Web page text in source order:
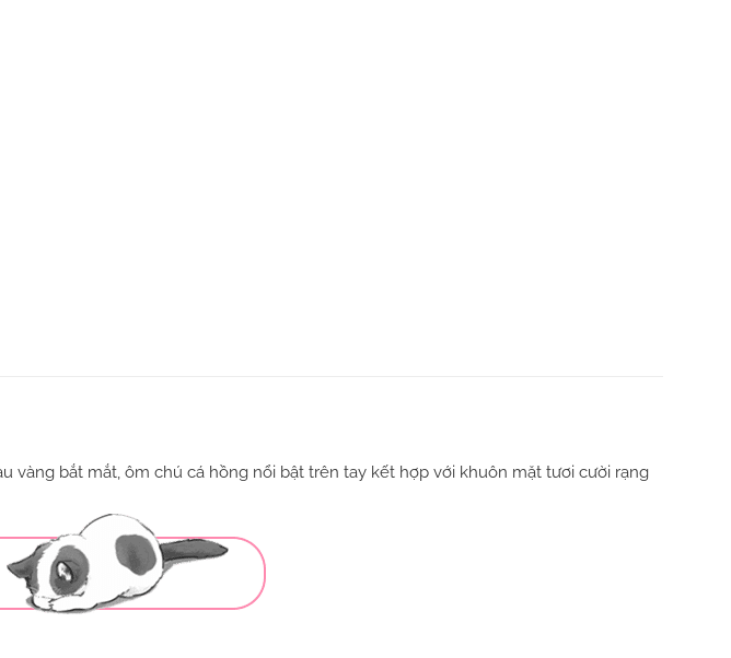
vàng bắt mắt, ôm chú cá hồng nổi bật trên tay kết hợp với khuôn mặt tươi cười rạng